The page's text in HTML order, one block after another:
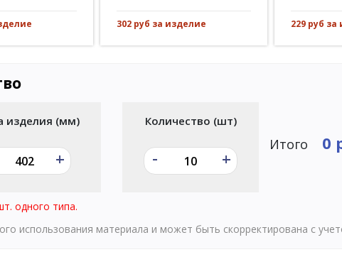
302 руб за изделие 229 руб
изделия (мм)
+
Количество (шт)
- +
Итого 0
одного типа.
использования материала и может быть скорректирована с